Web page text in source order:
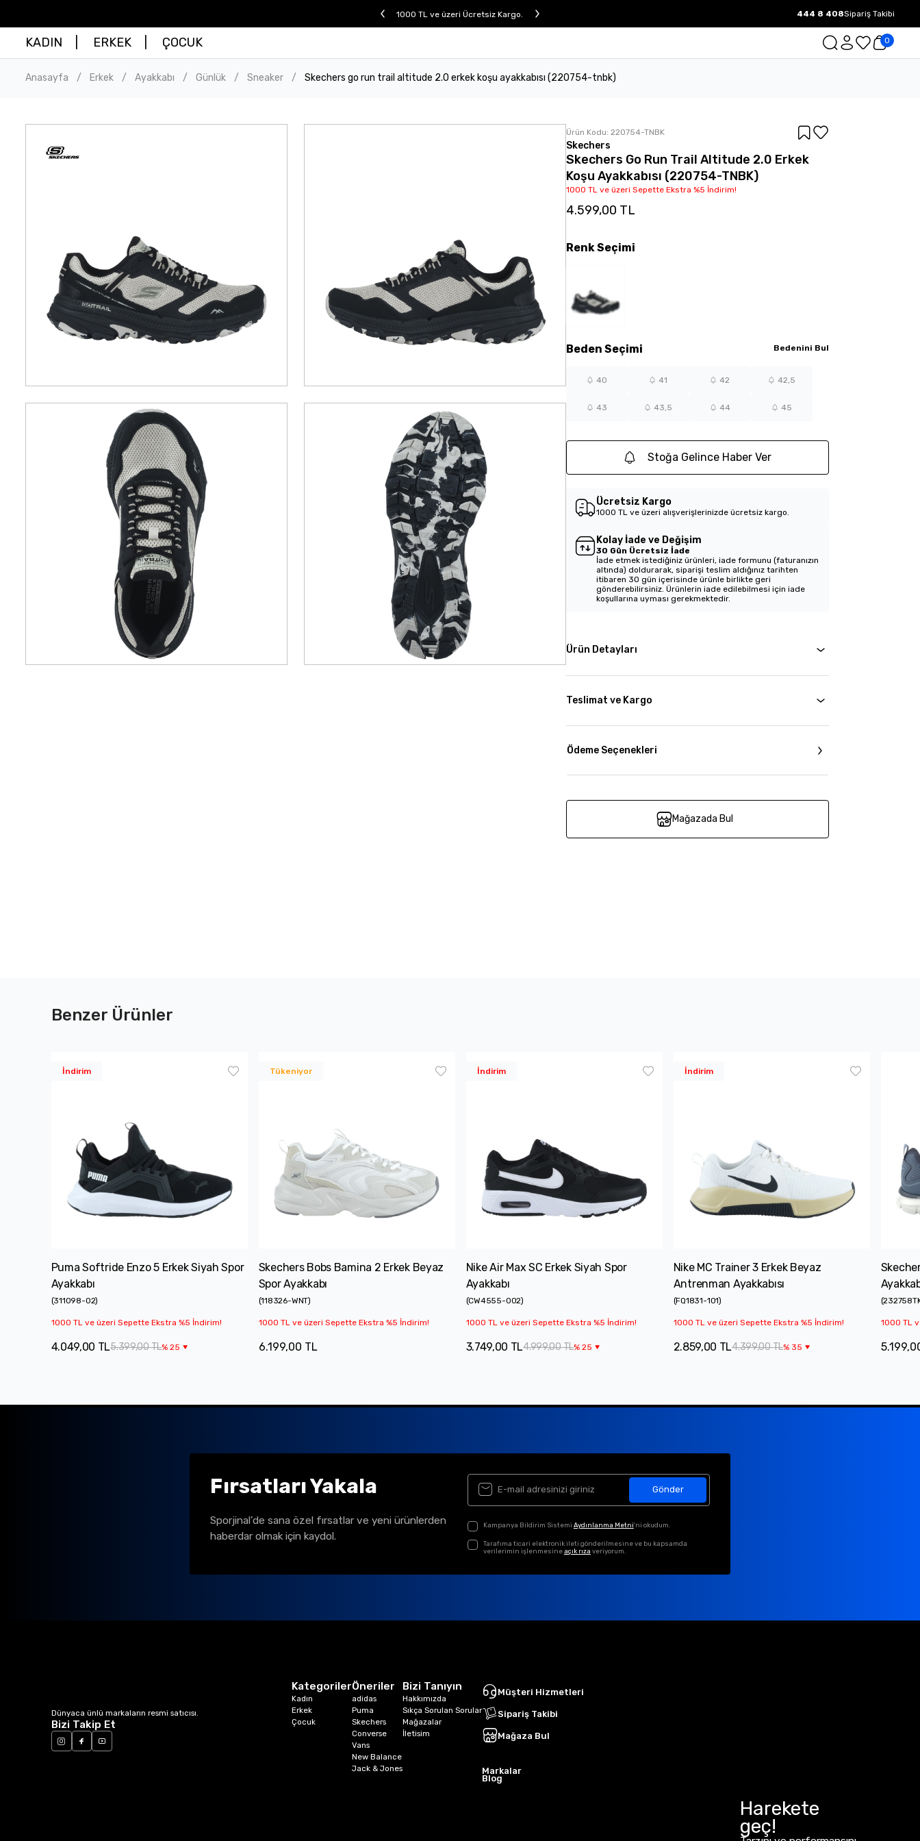
1000 TL ve üzeri Ücretsiz Kargo. 1000 TL ve üzeri Ücretsiz Kargo.
444 8 408Sipariş Takibi
KADIN ERKEK ÇOCUK 0
Anasayfa / Erkek / Ayakkabı / Günlük / Sneaker / Skechers go run trail altitude 2.0 erkek koşu ayakkabısı (220754-tnbk)
Ürün Kodu: 220754-TNBK
Skechers
Skechers Go Run Trail Altitude 2.0 Erkek
Koşu Ayakkabısı (220754-TNBK)
1000 TL ve üzeri Sepette Ekstra %5 İndirim!
4.599,00 TL
Beden Seçimi Bedenini Bul
40 41 42 42,5
43 43,5 44 45
RenkSeçimi
Stoğa Gelince Haber Ver
Ücretsiz Kargo
1000 TL ve üzeri alışverişlerinizde ücretsiz kargo.
Kolay İade ve Değişim
30 Gün Ücretsiz İade
İade etmek istediğiniz ürünleri, iade formunu (faturanızın
altında) doldurarak, siparişi teslim aldığınız tarihten
itibaren 30 gün içerisinde ürünle birlikte geri
gönderebilirsiniz. Ürünlerin iade edilebilmesi için iade
koşullarına uyması gerekmektedir.
Ürün Detayları
Teslimat ve Kargo
Ödeme Seçenekleri
Mağazada Bul
Benzer Ürünler
İndirim
Puma Softride Enzo 5 Erkek Siyah Spor
Ayakkabı
(311098-02)
1000 TL ve üzeri Sepette Ekstra %5 İndirim!
5.399,00 TL%25
4.049,00 TL
Tükeniyor
Skechers Bobs Bamina 2 Erkek Beyaz
Spor Ayakkabı
(118326-WNT)
1000 TL ve üzeri Sepette Ekstra %5 İndirim!
6.199,00 TL
İndirim
Nike Air Max SC Erkek Siyah Spor
Ayakkabı
(CW4555-002)
1000 TL ve üzeri Sepette Ekstra %5 İndirim!
4.999,00 TL%25
3.749,00 TL
İndirim
Nike MC Trainer 3 Erkek Beyaz
Antrenman Ayakkabısı
(FQ1831-101)
1000 TL ve üzeri Sepette Ekstra %5 İndirim!
4.399,00 TL% 35
2.859,00 TL
(
1000 TL
Fırsatları Yakala
Sporjinal’de sana özel fırsatlar ve yeni ürünlerden
haberdar olmak için kaydol.
Gönder
Kampanya Bildirim Sistemi Aydınlanma Metni'ni okudum.
Tarafıma ticari elektronik ileti gönderilmesine ve bu kapsamda
verilerimin işlenmesineaçık rıza veriyorum.
Dünyaca ünlü markaların resmi satıcısı.
Bizi Takip Et
Kategoriler
Kadın
Erkek
Çocuk
Öneriler
adidas
Puma
Skechers
Converse
Vans
New Balance
Jack & Jones
Bizi Tanıyın
Hakkımızda
Sıkça Sorulan Sorular
Mağazalar
İletisim
Müşteri Hizmetleri
Sipariş Takibi
Mağaza Bul
Markalar
Blog
Harekete
geç!